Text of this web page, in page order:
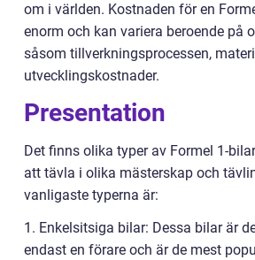
om i världen. Kostnaden för en
enorm och kan variera beroende på
såsom tillverkningsprocessen,
utvecklingskostnader.
Presentation
Det finns olika typer av Formel 1-
att tävla i olika mästerskap och
vanligaste typerna är:
1. Enkelsitsiga bilar: Dessa bilar är
endast en förare och är de mest